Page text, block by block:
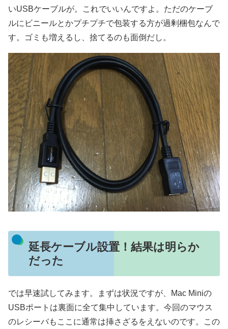
いUSBケーブルが。これでいいんですよ。ただのケーブ
ルにビニールとかプチプチで包装する方が過剰梱包なんで
す。ゴミも増えるし、捨てるのも面倒だし。
延長ケーブル設置！結果は明らか
だった
では早速試してみます。まずは状況ですが、Mac Miniの
USBポートは裏面に全て集中しています。今回のマウス
のレシーバもここに通常は挿さざるをえないのです。この